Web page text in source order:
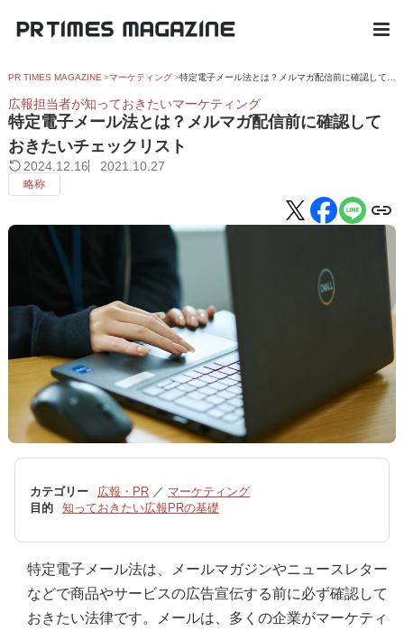
PR TIMES MAGAZINE マーケティング
広報担当者が知っておきたいマーケティング
特定電子メール法とは？メルマガ配信前に確認して
おきたいチェックリスト
2024.12.16 2021.10.27
略称
カテゴリー 広報・PR ／ マーケティング
目的
知っておきたい広報PRの基礎
特定電子メール法は、メールマガジンやニュースレター
などで商品やサービスの広告宣伝する前に必ず確認して
おきたい法律です。メールは、多くの企業がマーケティ